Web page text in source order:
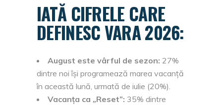
IATĂ CIFRELE CARE
DEFINESC VARA 2026:
August este vârful de sezon: 27%
dintre noi își programează marea vacanță
în această lună, urmată de iulie (20%).
Vacanța ca „Reset”: 35% dintre